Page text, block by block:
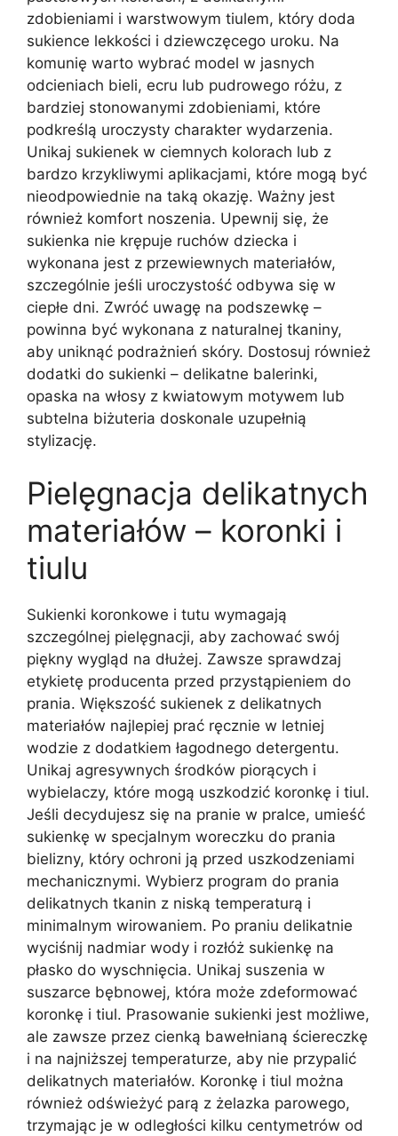
zdobieniami i warstwowym tiulem, który doda
sukience lekkości i dziewczęcego uroku. Na
komunię warto wybrać model w jasnych
odcieniach bieli, ecru lub pudrowego różu, z
bardziej stonowanymi zdobieniami, które
podkreślą uroczysty charakter wydarzenia.
Unikaj sukienek w ciemnych kolorach lub z
bardzo krzykliwymi aplikacjami, które mogą być
nieodpowiednie na taką okazję. Ważny jest
również komfort noszenia. Upewnij się, że
sukienka nie krępuje ruchów dziecka i
wykonana jest z przewiewnych materiałów,
szczególnie jeśli uroczystość odbywa się w
ciepłe dni. Zwróć uwagę na podszewkę –
powinna być wykonana z naturalnej tkaniny,
aby uniknąć podrażnień skóry. Dostosuj również
dodatki do sukienki – delikatne balerinki,
opaska na włosy z kwiatowym motywem lub
subtelna biżuteria doskonale uzupełnią
stylizację.
Pielęgnacja delikatnych
materiałów – koronki i
tiulu
Sukienki koronkowe i tutu wymagają
szczególnej pielęgnacji, aby zachować swój
piękny wygląd na dłużej. Zawsze sprawdzaj
etykietę producenta przed przystąpieniem do
prania. Większość sukienek z delikatnych
materiałów najlepiej prać ręcznie w letniej
wodzie z dodatkiem łagodnego detergentu.
Unikaj agresywnych środków piorących i
wybielaczy, które mogą uszkodzić koronkę i tiul.
Jeśli decydujesz się na pranie w pralce, umieść
sukienkę w specjalnym woreczku do prania
bielizny, który ochroni ją przed uszkodzeniami
mechanicznymi. Wybierz program do prania
delikatnych tkanin z niską temperaturą i
minimalnym wirowaniem. Po praniu delikatnie
wyciśnij nadmiar wody i rozłóż sukienkę na
płasko do wyschnięcia. Unikaj suszenia w
suszarce bębnowej, która może zdeformować
koronkę i tiul. Prasowanie sukienki jest możliwe,
ale zawsze przez cienką bawełnianą ściereczkę
i na najniższej temperaturze, aby nie przypalić
delikatnych materiałów. Koronkę i tiul można
również odświeżyć parą z żelazka parowego,
trzymając je w odległości kilku centymetrów od